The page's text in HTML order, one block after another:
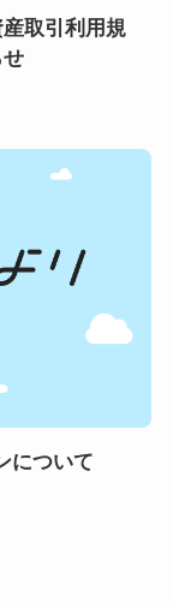
取引利用規
について